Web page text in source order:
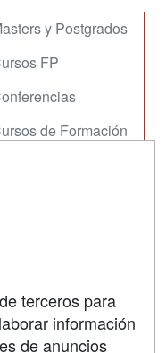
y Postgrados
FP
de Formación
terceros para
información
de anuncios